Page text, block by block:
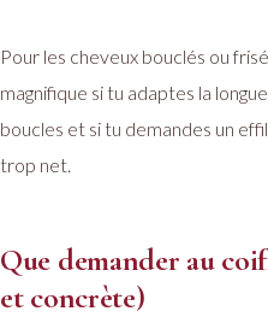
Pour les cheveux bouclés ou
magnifique si tu adaptes la
boucles et si tu demandes un
trop net.
Que demander au
et concrète)